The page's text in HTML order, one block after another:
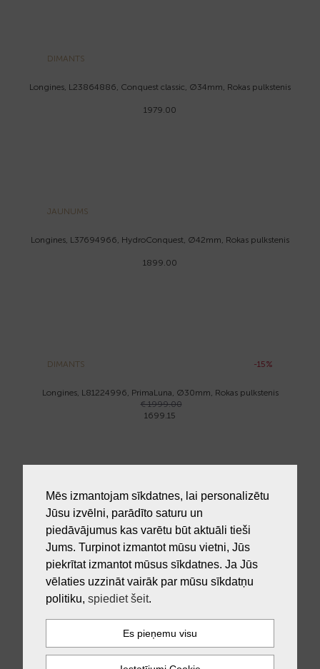
DIMANTS
Longines, L23864886, Conquest classic, Ø34mm, Rokas pulkstenis
1979.00
JAUNUMS
Longines, L37694966, HydroConquest, Ø42mm, Rokas pulkstenis
1899.00
DIMANTS -15%
Longines, L81224996, PrimaLuna, Ø30mm, Rokas pulkstenis
€ 1999.00
1699.15
DIMANTS
Longines, L33773887, Conquest, Ø34mm, Rokas pulkstenis
1699.15
Mēs izmantojam sīkdatnes, lai personalizētu
Jūsu izvēlni, parādīto saturu un
piedāvājumus kas varētu būt aktuāli tieši
Jums. Turpinot izmantot mūsu vietni, Jūs
piekrītat izmantot mūsus sīkdatnes. Ja Jūs
vēlaties uzzināt vairāk par mūsu sīkdatņu
politiku, spiediet šeit.